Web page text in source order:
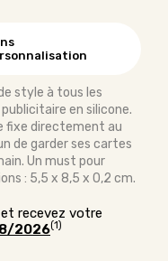
style à tous les
en silicone.
fixe directement au
de garder ses cartes
Un must pour
: 5,5 x 8,5 x 0,2 cm.
et recevez votre
2026(1)